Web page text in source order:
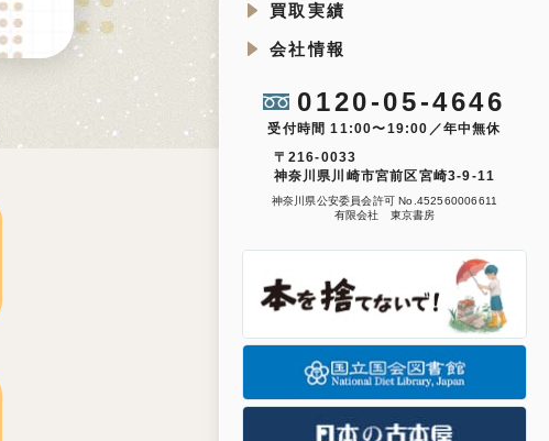
買取実績
会社情報
0120-05-4646
受付時間 11:00〜19:00／年中無休
〒216-0033
神奈川県川崎市宮前区宮崎3-9-11
神奈川県公安委員会許可 No.452560006611
有限会社 東京書房